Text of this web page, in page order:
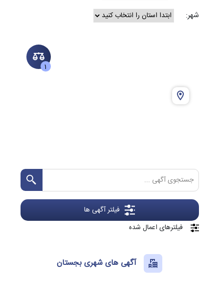
شهر:
1
فیلتر آگهی ها
فیلترهای اعمال شده
آگهی های شهری بجستان